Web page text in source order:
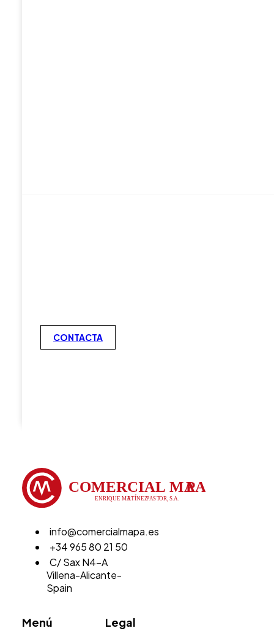
CONTACTA
info@comercialmapa.es
+34 965 80 21 50
C/ Sax N4-A
Villena-Alicante-
Spain
Menú Legal